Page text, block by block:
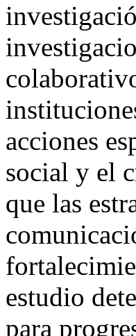
acciones
social y el
que las
estudio
para